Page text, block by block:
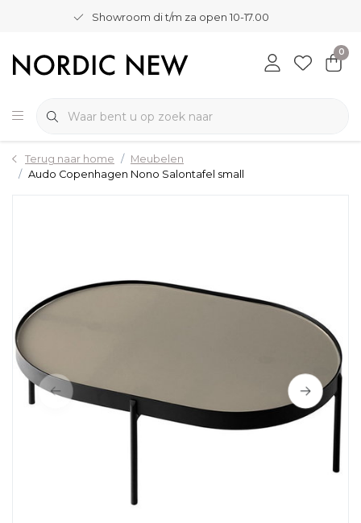
Showroom di t/m za open 10-17.00
0
Terug naar home
Meubelen
Audo Copenhagen Nono Salontafel small